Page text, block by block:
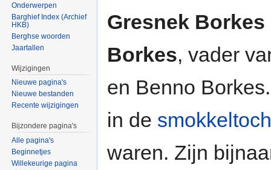
Gresnek Borkes
Borkes, vader
en Benno
in de
waren. Zijn
Onderwerpen
Barghief Index (Archief
HKB)
Berghse woorden
Jaartallen
Wijzigingen
Nieuwe pagina's
Nieuwe bestanden
Recente wijzigingen
Bijzondere pagina's
Alle pagina's
Beginnetjes
Willekeurige pagina